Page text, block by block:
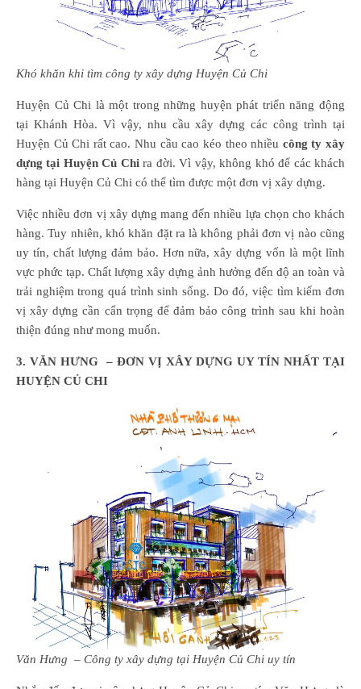
Khó khăn khi tìm công ty xây dựng Huyện Củ Chi
Huyện Củ Chi là một trong những huyện phát triển năng động
tại Khánh Hòa. Vì vậy, nhu cầu xây dựng các công trình tại
Huyện Củ Chi rất cao. Nhu cầu cao kéo theo nhiều công ty xây
dựng tại Huyện Củ Chira đời. Vì vậy, không khó để các khách
hàng tại Huyện Củ Chi có thể tìm được một đơn vị xây dựng.
Việc nhiều đơn vị xây dựng mang đến nhiều lựa chọn cho khách
hàng. Tuy nhiên, khó khăn đặt ra là không phải đơn vị nào cũng
uy tín, chất lượng đảm bảo. Hơn nữa, xây dựng vốn là một lĩnh
vực phức tạp. Chất lượng xây dựng ảnh hưởng đến độ an toàn và
trải nghiệm trong quá trình sinh sống. Do đó, việc tìm kiếm đơn
vị xây dựng cần cẩn trọng để đảm bảo công trình sau khi hoàn
thiện đúng như mong muốn.
3. VĂN HƯNG – ĐƠN VỊ XÂY DỰNG UY TÍN NHẤT TẠI
HUYỆN CỦ CHI
Văn Hưng – Công ty xây dựng tại Huyện Củ Chi uy tín